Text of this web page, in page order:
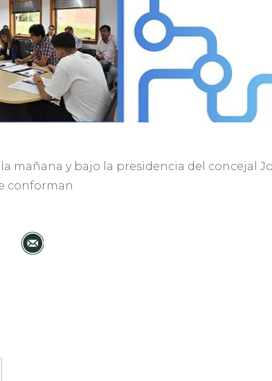
mañana y bajo la presidencia del concejal
conforman